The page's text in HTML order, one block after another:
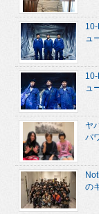
ュ
ュ
ヤ
パ
の